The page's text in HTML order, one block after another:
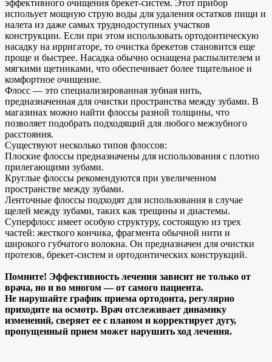
эффективного очищения брекет-систем. Этот прибор
испольует мощную струю воды для удаления остатков пищи и
налета из даже самых труднодоступных участков
конструкции. Если при этом использовать ортодонтическую
насадку на ирригаторе, то очистка брекетов становится еще
проще и быстрее. Насадка обычно оснащена распылителем и
мягкими щетинками, что обеспечивает более тщательное и
комфортное очищение.
Флосс — это специализированная зубная нить,
предназначенная для очистки пространства между зубами. В
магазинах можно найти флоссы разной толщины, что
позволяет подобрать подходящий для любого межзубного
расстояния.
Существуют несколько типов флоссов:
Плоские флоссы предназначены для использования с плотно
прилегающими зубами.
Круглые флоссы рекомендуются при увеличенном
пространстве между зубами.
Ленточные флоссы подходят для использования в случае
щелей между зубами, таких как трещины и диастемы.
Суперфлосс имеет особую структуру, состоящую из трех
частей: жесткого кончика, фрагмента обычной нити и
широкого губчатого волокна. Он предназначен для очистки
протезов, брекет-систем и ортодонтических конструкций.
Помните! Эффективность лечения зависит не только от
врача, но и во многом — от самого пациента.
Не нарушайте график приема ортодонта, регулярно
приходите на осмотр. Врач отслеживает динамику
изменений, сверяет ее с планом и корректирует дугу,
пропущенный прием может нарушить ход лечения.